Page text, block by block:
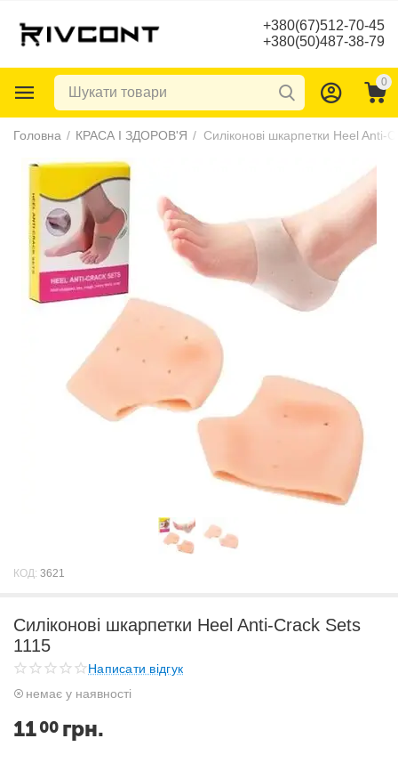
+380(67)512-70-45
+380(50)487-38-79
0
Головна / КРАСА І ЗДОРОВ'Я /
КОД: 3621
Силіконові шкарпетки Heel Anti-Crack Sets
1115
Написати відгук
немає у наявності
1100 грн.